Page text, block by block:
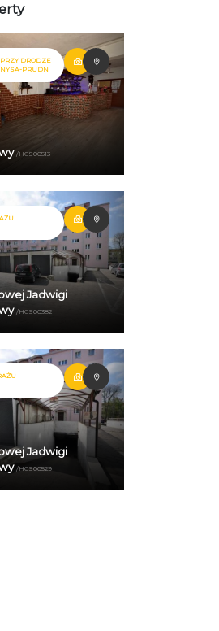
DRODZE
NYSA-PRUDN
/HCS00513
Jadwigi
/HCS00382
Jadwigi
/HCS00529